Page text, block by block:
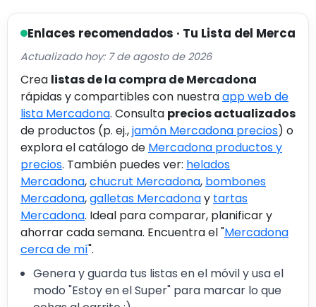
Enlaces recomendados · Tu Lista del Merca
Actualizado hoy: 7 de agosto de 2026
Crea listas de la compra de Mercadona
rápidas y compartibles con nuestraapp web de
lista Mercadona. Consulta precios actualizados
de productos (p. ej.,jamón Mercadona precios) o
explora el catálogo de Mercadona productos y
precios. También puedes ver: helados
Mercadona,chucrut Mercadona, bombones
Mercadona,galletas Mercadonay tartas
Mercadona. Ideal para comparar, planificar y
ahorrar cada semana. Encuentra el "Mercadona
cerca de mí".
Genera y guarda tus listas en el móvil y usa el
modo "Estoy en el Super" para marcar lo que